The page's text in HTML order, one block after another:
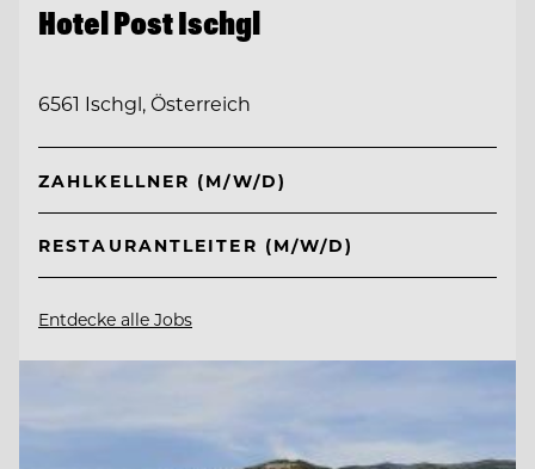
Hotel Post Ischgl
6561 Ischgl, Österreich
ZAHLKELLNER (M/W/D)
RESTAURANTLEITER (M/W/D)
Entdecke alle Jobs